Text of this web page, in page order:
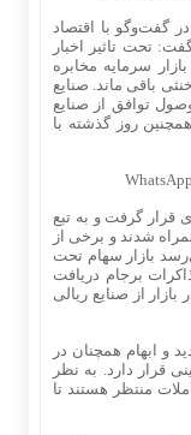
گفت‌وگو با اقتصاد
تحت تاثیر اخبار
سرمایه مخابره
باقی ماند. صنایع
توافق از صنایع
روز گذشته با
قرار گرفت و به تبع
شدند و برخی از
بازار سهام تحت
برجام دریافت
از صنایع ریالی
و ابهام همچنان در
قرار دارد. به نظر
منتظر هستند تا